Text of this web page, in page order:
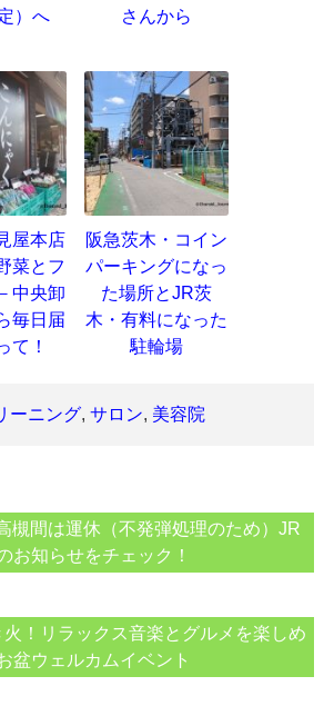
）へ
さんから
屋本店
菜とフ
中央卸
毎日届
て！
阪急茨木・コイン
パーキングになっ
た場所とJR茨
木・有料になった
駐輪場
ーニング,サロン, 美容院
槻間は運休（不発弾処理のため）JR
お知らせをチェック！
！リラックス音楽とグルメを楽しめ
盆ウェルカムイベント